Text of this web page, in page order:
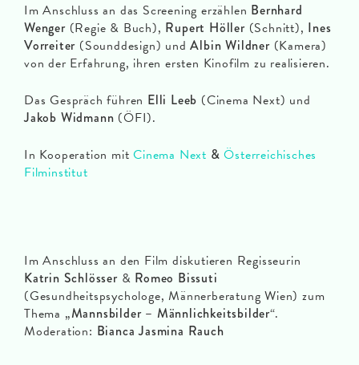
Im Anschluss an das Screening erzählen Bernhard
Wenger(Regie & Buch), Rupert Höller(Schnitt), Ines
Vorreiter (Sounddesign) undAlbin Wildner(Kamera)
von der Erfahrung, ihren ersten Kinofilm zu realisieren.
Das Gespräch führen Elli Leeb (Cinema Next) und
Jakob Widmann (ÖFI).
In Kooperation mitCinema Next &Österreichisches
Filminstitut
Im Anschluss an den Film diskutieren Regisseurin
Katrin Schlösser& Romeo Bissuti
(Gesundheitspsychologe, Männerberatung Wien) zum
Thema „Mannsbilder – Männlichkeitsbilder“.
Moderation: Bianca Jasmina Rauch